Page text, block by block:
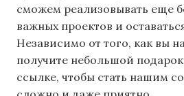
сможем реализовывать еще
важных проектов и
Независимо от того, как вы
получите небольшой
ссылке, чтобы стать нашим